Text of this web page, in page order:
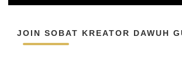
JOIN SOBAT KREATOR DAWUH